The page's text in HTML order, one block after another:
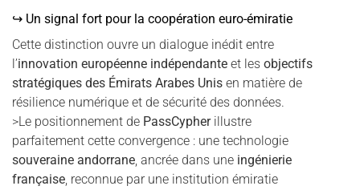
↪ Un signal fort pour la coopération euro-émiratie
Cette distinction ouvre un dialogue inédit entre
l’innovation européenne indépendante et les objectifs
stratégiques des Émirats Arabes Unis en matière de
résilience numérique et de sécurité des données.
>Le positionnement de PassCypherillustre
parfaitement cette convergence : une technologie
souveraine andorrane, ancrée dans une ingénierie
française, reconnue par une institution émiratie